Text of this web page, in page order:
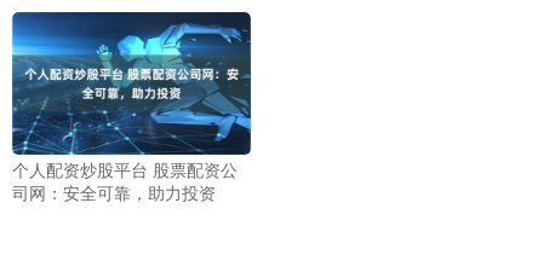
个人配资炒股平台 股票配资公
司网：安全可靠，助力投资